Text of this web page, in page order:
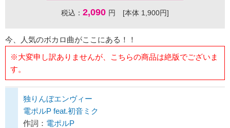
税込： 2,090 円 [本体 1,900円]
今、人気のボカロ曲がここにある！！
※大変申し訳ありませんが、こちらの商品は絶版でございま
す。
独りんぼエンヴィー
電ポルP feat.初音ミク
作詞： 電ポルP